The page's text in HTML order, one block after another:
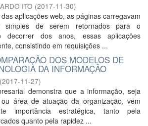
ITO (2017-11-30)
aplicações web, as páginas carregavam
simples de serem retornados para o
decorrer dos anos, essas aplicações
consistindo em requisições ...
DOS MODELOS DE
DA INFORMAÇÃO
(2017-11-27)
demonstra que a informação, seja
área de atuação da organização, vem
importância estratégica, tanto pela
quanto pela rapidez ...